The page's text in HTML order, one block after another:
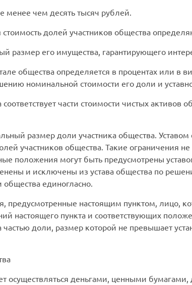
менее чем десять тысяч рублей.
долей участников общества
размер его имущества, гарантирующего
общества определяется в процентах или в
номинальной стоимости его доли и
части стоимости чистых активов
размер доли участника общества.
участников общества. Такие ограничения
положения могут быть предусмотрены
и исключены из устава общества по
единогласно.
предусмотренные настоящим пунктом, лицо,
настоящего пункта и соответствующих
доли, размер которой не превышает
осуществляться деньгами, ценными